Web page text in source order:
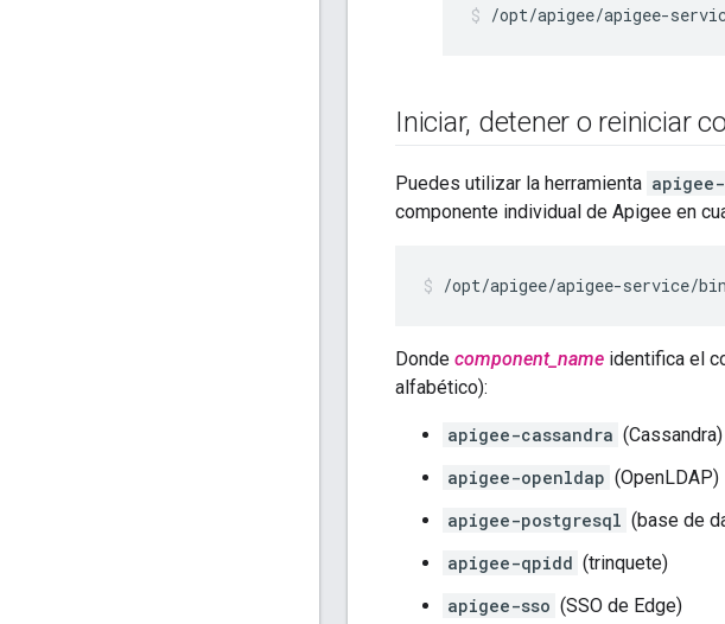
/opt/apigee/apigee-
Iniciar, detener o reiniciar
Puedes utilizar la herramienta
componente individual de Apigee en
/opt/apigee/apigee-service/
Donde component_name identifica el
alfabético):
apigee-cassandra (Cassandra)
apigee-openldap (OpenLDAP)
apigee-postgresql (base de
apigee-qpidd (trinquete)
apigee-sso (SSO de Edge)